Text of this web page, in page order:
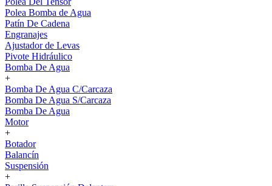
Polea Bomba de Agua
Patín De Cadena
Engranajes
Ajustador de Levas
Pivote Hidráulico
Bomba De Agua
+
Bomba De Agua C/Carcaza
Bomba De Agua S/Carcaza
Bomba De Agua
Motor
+
Botador
Balancín
Suspensión
+